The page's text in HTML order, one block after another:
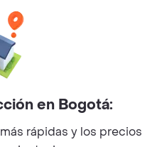
en Bogotá:
rápidas y los precios